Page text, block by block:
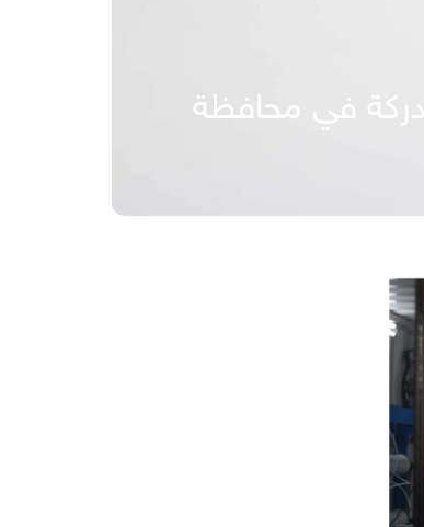
في محافظة